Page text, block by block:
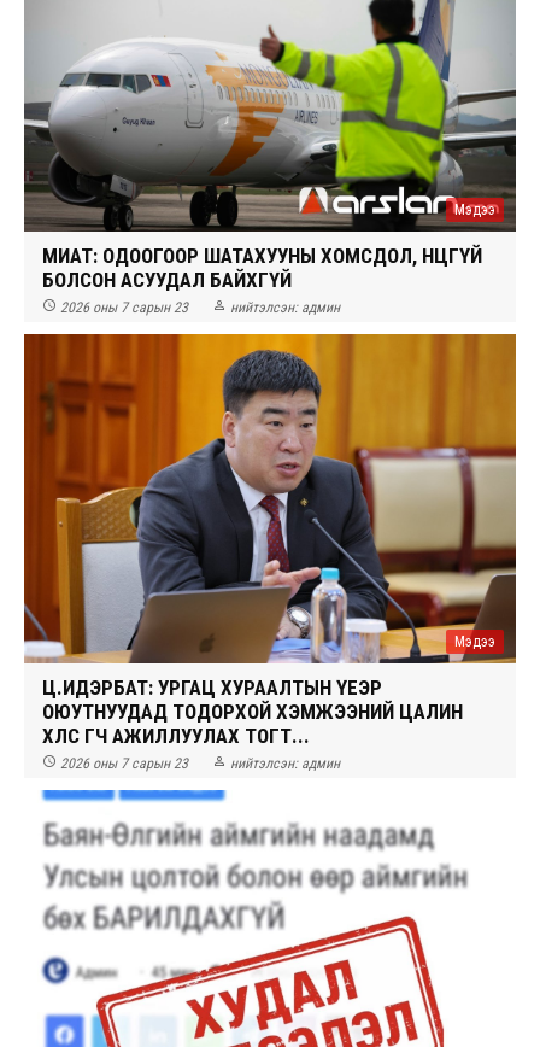
Мэдээ
МИАТ: ОДООГООР ШАТАХУУНЫ ХОМСДОЛ, НӨӨЦГҮЙ
БОЛСОН АСУУДАЛ БАЙХГҮЙ
 2026 оны 7 сарын 23  нийтэлсэн: админ
Мэдээ
Ц.ИДЭРБАТ: УРГАЦ ХУРААЛТЫН ҮЕЭР
ОЮУТНУУДАД ТОДОРХОЙ ХЭМЖЭЭНИЙ ЦАЛИН
ХӨЛС ӨГЧ АЖИЛЛУУЛАХ ТОГТ...
 2026 оны 7 сарын 23  нийтэлсэн: админ